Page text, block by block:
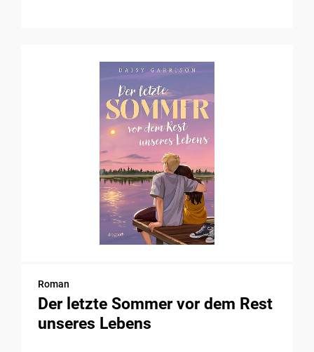
Roman
Der letzte Sommer vor dem Rest
unseres Lebens